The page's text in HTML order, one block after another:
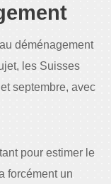
déménagement
les Suisses
septembre, avec
pour estimer le
forcément un